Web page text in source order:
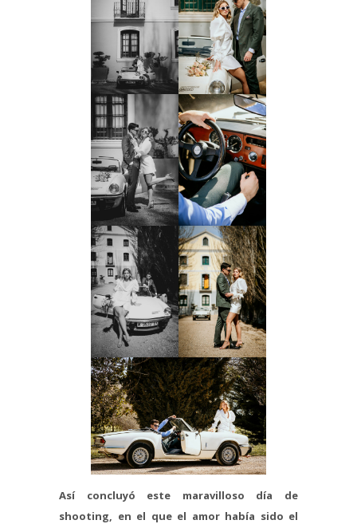
Así concluyó este maravilloso día de
shooting, en el que el amor había sido el